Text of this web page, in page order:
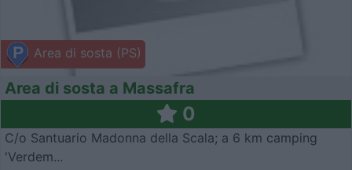
Area di sosta (PS)
Area di sosta a Massafra
0
C/o Santuario Madonna della Scala; a 6 km camping
'Verdem...